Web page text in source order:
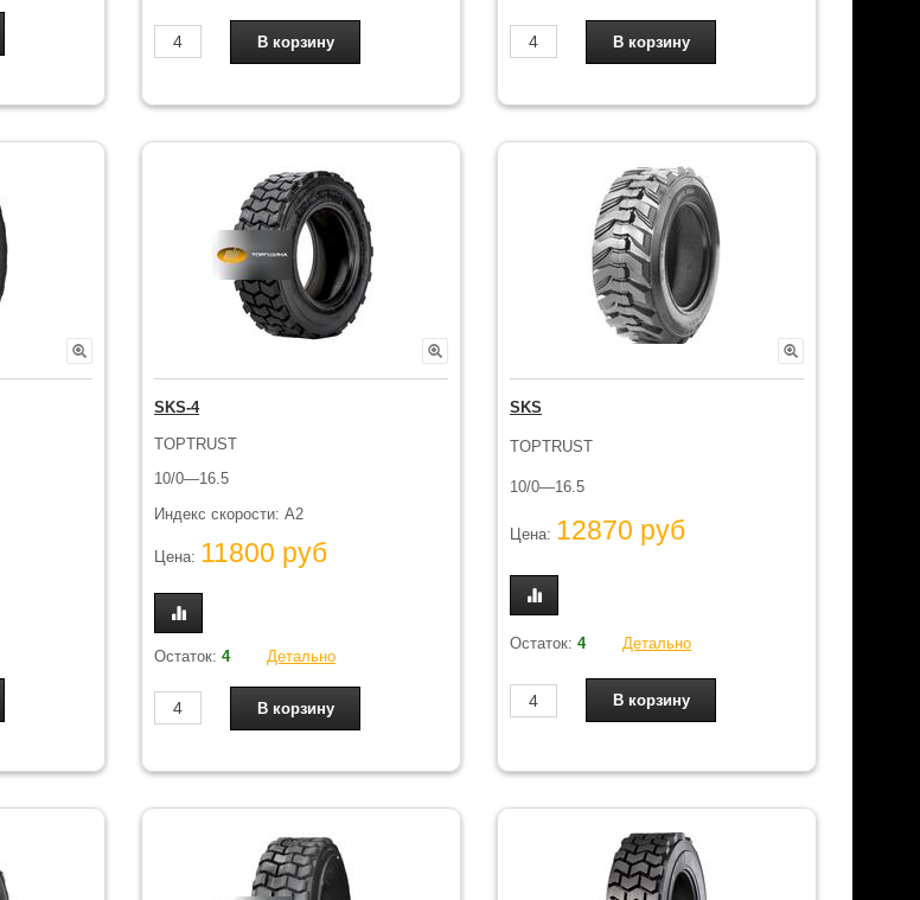
SKS-4
TOPTRUST
10/0—16.5
Индекс скорости: A2
Цена: 11800 руб
Остаток: 4 Детально
SKS
TOPTRUST
10/0—16.5
Цена: 12870 руб
Остаток: 4 Детально